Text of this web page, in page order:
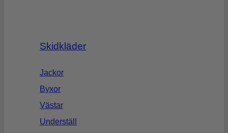
Skidkläder
Jackor
Byxor
Västar
Underställ